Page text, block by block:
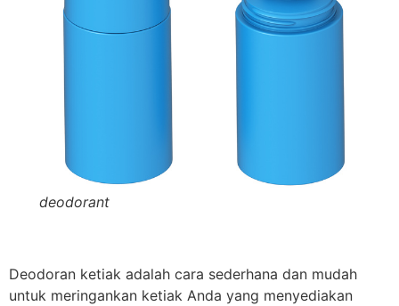
deodorant
Deodoran ketiak adalah cara sederhana dan mudah
untuk meringankan ketiak Anda yang menyediakan